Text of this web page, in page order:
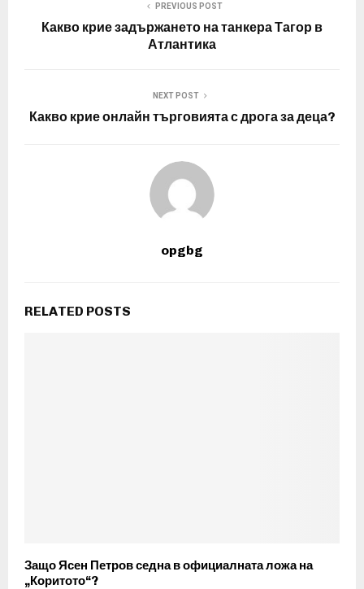
PREVIOUS POST
Какво крие задържането на танкера Тагор в
Атлантика
NEXT POST
Какво крие онлайн търговията с дрога за деца?
opgbg
RELATED POSTS
Защо Ясен Петров седна в официалната ложа на
„Коритото“?